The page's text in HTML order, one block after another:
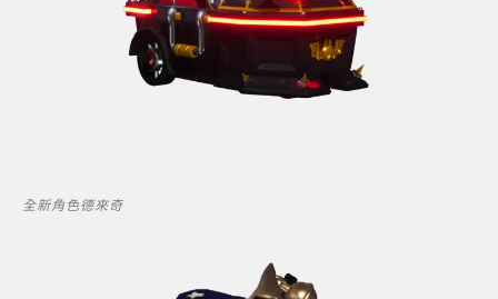
全新角色德來奇